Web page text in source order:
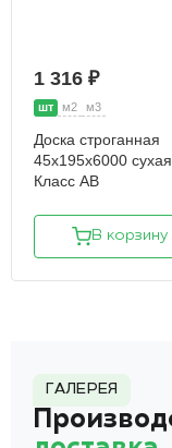
1 316 ₽
шт м2 м3
Доска строганная
45х195х6000
Класс АВ
В корзину
ГАЛЕРЕЯ